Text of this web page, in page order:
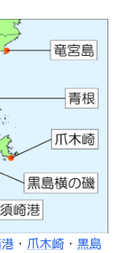
・ 爪木崎 ・ 黒島